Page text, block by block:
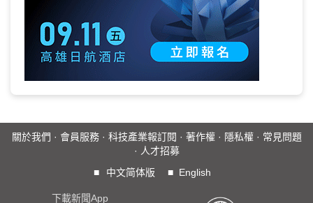
關於我們 · 會員服務· 科技產業報訂閱 · 著作權· 隱私權· 常見問題
· 人才招募
■
中文简体版 ■ English
下載新聞App